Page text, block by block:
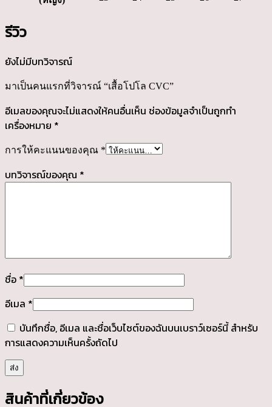
รีวิว
ยังไม่มีบทวิจารณ์
มาเป็นคนแรกที่วิจารณ์ “เสื้อโปโล CVC”
อีเมลของคุณจะไม่แสดงให้คนอื่นเห็น ช่องข้อมูลจำเป็นถูกทำ
เครื่องหมาย *
การให้คะแนนของคุณ *
บทวิจารณ์ของคุณ *
ชื่อ *
อีเมล *
บันทึกชื่อ, อีเมล และชื่อเว็บไซต์ของฉันบนเบราว์เซอร์นี้ สำหรับ
การแสดงความเห็นครั้งถัดไป
สินค้าที่เกี่ยวข้อง